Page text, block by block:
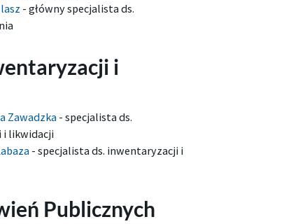
- główny specjalista ds.
i
Zawadzka- specjalista ds.
i likwidacji
- specjalista ds. inwentaryzacji i
Publicznych